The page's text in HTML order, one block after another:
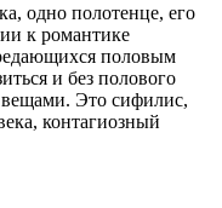
одно полотенце, его
к романтике
половым
и без полового
вещами. Это сифилис,
контагиозный